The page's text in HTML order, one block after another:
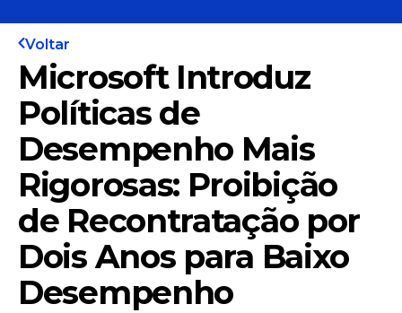
Voltar
Microsoft Introduz
Políticas de
Desempenho Mais
Rigorosas: Proibição
de Recontratação por
Dois Anos para Baixo
Desempenho